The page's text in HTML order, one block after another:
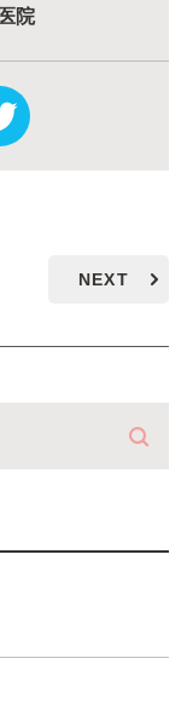
院
NEXT